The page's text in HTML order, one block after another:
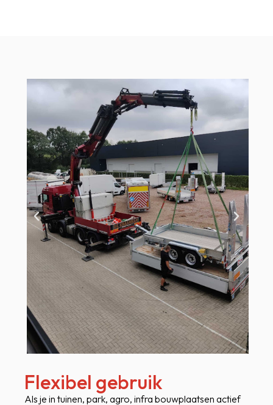
Flexibel gebruik
Als je in tuinen, park, agro, infra bouwplaatsen actief